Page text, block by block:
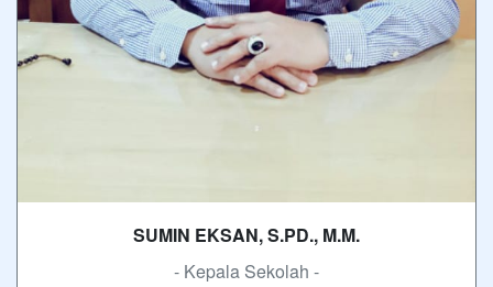
SUMIN EKSAN, S.PD., M.M.
- Kepala Sekolah -